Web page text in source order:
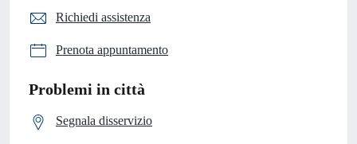
Richiedi assistenza
Prenota appuntamento
Problemi in città
Segnala disservizio